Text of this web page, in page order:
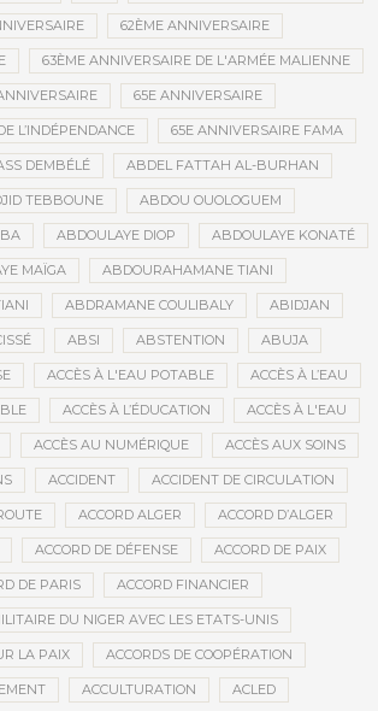
62ÈME ANNIVERSAIRE
63ÈME ANNIVERSAIRE DE L'ARMÉE MALIENNE
65E ANNIVERSAIRE
L’INDÉPENDANCE 65E ANNIVERSAIRE FAMA
DEMBÉLÉ ABDEL FATTAH AL-BURHAN
TEBBOUNE ABDOU OUOLOGUEM
ABDOULAYE DIOP ABDOULAYE KONATÉ
MAÏGA ABDOURAHAMANE TIANI
ABDRAMANE COULIBALY ABIDJAN
ABSI ABSTENTION ABUJA
ACCÈS À L'EAU POTABLE ACCÈS À L’EAU
ACCÈS À L’ÉDUCATION ACCÈS À L'EAU
ACCÈS AU NUMÉRIQUE ACCÈS AUX SOINS
ACCIDENT ACCIDENT DE CIRCULATION
ACCORD ALGER ACCORD D’ALGER
ACCORD DE DÉFENSE ACCORD DE PAIX
DE PARIS ACCORD FINANCIER
DU NIGER AVEC LES ETATS-UNIS
LA PAIX ACCORDS DE COOPÉRATION
ACCULTURATION ACLED